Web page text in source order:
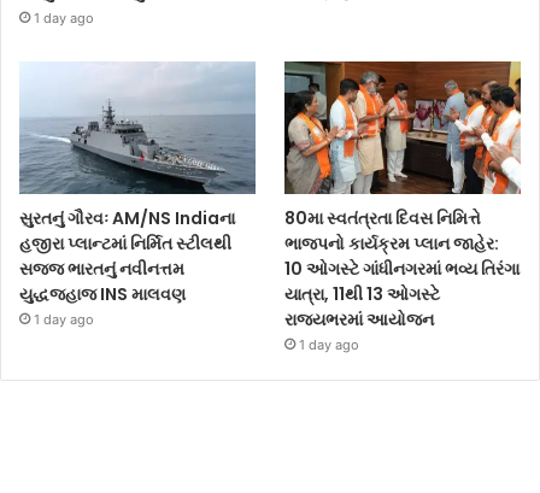
1 day ago
સુરતનું ગૌરવઃ AM/NS Indiaના
હજીરા પ્લાન્ટમાં નિર્મિત સ્ટીલથી
સજ્જ ભારતનું નવીનત્તમ
યુદ્ધજહાજ INS માલવણ
1 day ago
80મા સ્વતંત્રતા દિવસ નિમિત્તે
ભાજપનો કાર્યક્રમ પ્લાન જાહેર:
10 ઓગસ્ટે ગાંધીનગરમાં ભવ્ય તિરંગા
યાત્રા, 11થી 13 ઓગસ્ટે
રાજ્યભરમાં આયોજન
1 day ago